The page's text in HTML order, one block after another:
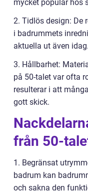
mycket populär hos
2. Tidlös design: De
i badrummets
aktuella ut även idag.
3. Hållbarhet:
på 50-talet var ofta
resulterar i att
gott skick.
från 50-
1. Begränsat
badrum kan
och sakna den